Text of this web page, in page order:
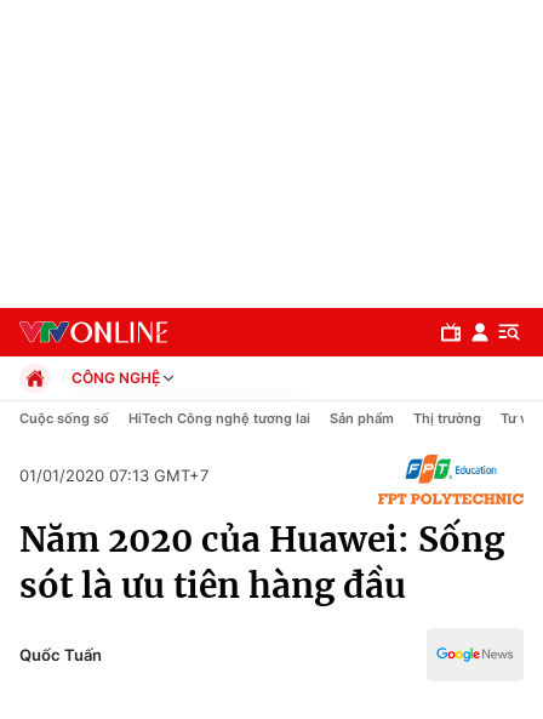
Chính trị
CÔNG NGHỆ
Chính trị
Pháp luật
Thể thao
Truyền hình
Văn hóa - Giải trí
Đời sống
Cuộc sống số HiTech Công nghệ tương lai Sản phẩm Thị trường Tư vấn
01/01/2020 07:13 GMT+7
Năm 2020 của Huawei: Sống
sót là ưu tiên hàng đầu
Quốc Tuấn